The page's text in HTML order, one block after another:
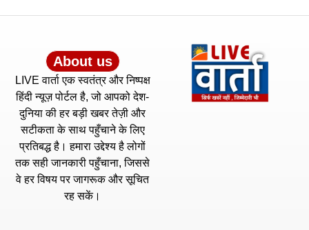
About us
LIVE वार्ता एक स्वतंत्र और निष्पक्ष
हिंदी न्यूज़ पोर्टल है, जो आपको देश-
दुनिया की हर बड़ी खबर तेज़ी और
सटीकता के साथ पहुँचाने के लिए
प्रतिबद्ध है। हमारा उद्देश्य है लोगों
तक सही जानकारी पहुँचाना, जिससे
वे हर विषय पर जागरूक और सूचित
रह सकें।